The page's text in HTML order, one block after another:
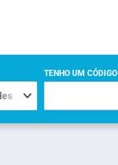
TENHO UM CÓDIGO